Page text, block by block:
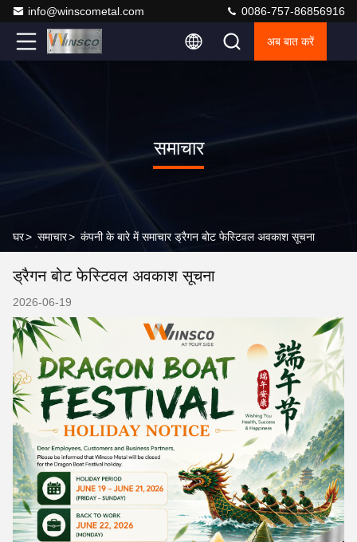
info@winscometal.com 0086-757-86856916
अब बात करें
समाचार
घर> समाचार> कंपनी के बारे में समाचार ड्रैगन बोट फेस्टिवल अवकाश सूचना
ड्रैगन बोट फेस्टिवल अवकाश सूचना
2026-06-19